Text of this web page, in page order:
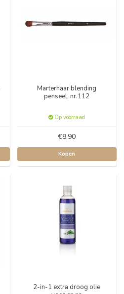
Marterhaar blending
penseel, nr.112
Op voorraad
€8,90
Kopen
2-in-1 extra droog olie